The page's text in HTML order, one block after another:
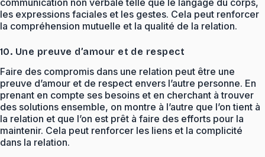
les expressions faciales et les gestes. Cela peut renforcer
la compréhension mutuelle et la qualité de la relation.
10. Une preuve d’amour et de respect
Faire des compromis dans une relation peut être une
preuve d’amour et de respect envers l’autre personne. En
prenant en compte ses besoins et en cherchant à trouver
des solutions ensemble, on montre à l’autre que l’on tient à
la relation et que l’on est prêt à faire des efforts pour la
maintenir. Cela peut renforcer les liens et la complicité
dans la relation.